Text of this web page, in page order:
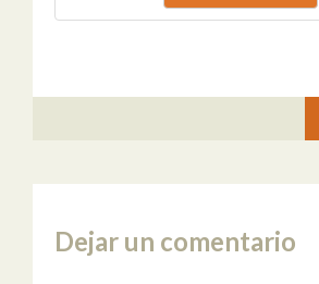
Dejar un comentario